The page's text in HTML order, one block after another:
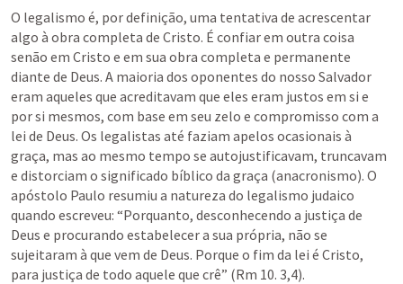
O legalismo é, por definição, uma tentativa de acrescentar
algo à obra completa de Cristo. É confiar em outra coisa
senão em Cristo e em sua obra completa e permanente
diante de Deus. A maioria dos oponentes do nosso Salvador
eram aqueles que acreditavam que eles eram justos em si e
por si mesmos, com base em seu zelo e compromisso com a
lei de Deus. Os legalistas até faziam apelos ocasionais à
graça, mas ao mesmo tempo se autojustificavam, truncavam
e distorciam o significado bíblico da graça (anacronismo). O
apóstolo Paulo resumiu a natureza do legalismo judaico
quando escreveu: “Porquanto, desconhecendo a justiça de
Deus e procurando estabelecer a sua própria, não se
sujeitaram à que vem de Deus. Porque o fim da lei é Cristo,
para justiça de todo aquele que crê” (Rm 10. 3,4).